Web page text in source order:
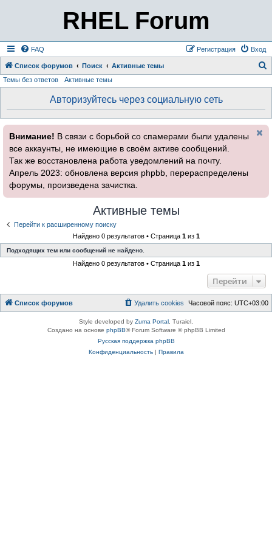
RHEL Forum
FAQ Вход
Регистрация
Список форумов Поиск Активные темы
Темы без ответов Активные темы
Авторизуйтесь через социальную сеть
Внимание! В связи с борьбой со спамерами были удалены
все аккаунты, не имеющие в своём активе сообщений.
Так же восстановлена работа уведомлений на почту.
Апрель 2023: обновлена версия phpbb, перераспределены
форумы, произведена зачистка.
Активные темы
Перейти к расширенному поиску
Найдено 0 результатов • Страница 1из 1
Подходящих тем или сообщений не найдено.
Найдено 0 результатов • Страница 1из 1
Перейти
Список форумов Часовой пояс: UTC+03:00
Удалить cookies
Style developed by Zuma Portal , Turaiel,
Создано на основе phpBB® Forum Software © phpBB Limited
Русская поддержка phpBB
Конфиденциальность| Правила